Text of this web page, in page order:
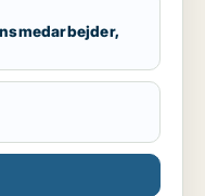
regnskab
har givet mig
administrative
udviklet stærke
bygge- og
har arbejdet med